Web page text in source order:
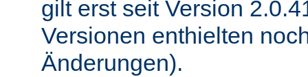
gilt erst seit Version
Versionen enthielten
Änderungen).